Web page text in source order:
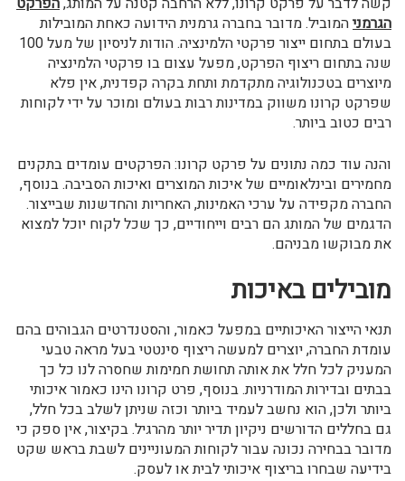
הגרמניהמוביל. מדובר בחברה גרמנית הידועה כאחת המובילות
בעולם בתחום ייצור פרקטי הלמינציה. הודות לניסיון של מעל 100
שנה בתחום ריצוף הפרקט, מפעל עצום בו פרקטי הלמינציה
מיוצרים בטכנולוגיה מתקדמת ותחת בקרה קפדנית, אין פלא
שפרקט קרונו משווק במדינות רבות בעולם ומוכר על ידי לקוחות
רבים כטוב ביותר.
והנה עוד כמה נתונים על פרקט קרונו: הפרקטים עומדים בתקנים
מחמירים ובינלאומיים של איכות המוצרים ואיכות הסביבה. בנוסף,
החברה מקפידה על ערכי האמינות, האחריות והחדשנות שבייצור.
הדגמים של המותג הם רבים וייחודיים, כך שכל לקוח יוכל למצוא
את מבוקשו מבניהם.
מובילים באיכות
תנאי הייצור האיכותיים במפעל כאמור, והסטנדרטים הגבוהים בהם
עומדת החברה, יוצרים למעשה ריצוף סינטטי בעל מראה טבעי
המעניק לכל חלל את אותה תחושת חמימות שחסרה לנו כל כך
בבתים ובדירות המודרניות. בנוסף, פרט קרונו הינו כאמור איכותי
ביותר ולכן, הוא נחשב לעמיד ביותר וכזה שניתן לשלב בכל חלל,
גם בחללים הדורשים ניקיון תדיר יותר מהרגיל. בקיצור, אין ספק כי
מדובר בבחירה נכונה עבור לקוחות המעוניינים לשבת בראש שקט
בידיעה שבחרו בריצוף איכותי לבית או לעסק.